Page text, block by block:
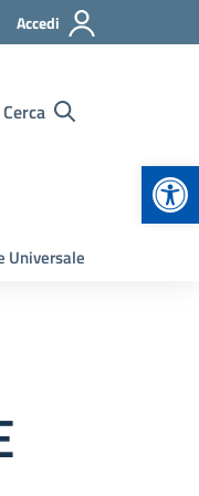
Accedi
Cerca
Universale